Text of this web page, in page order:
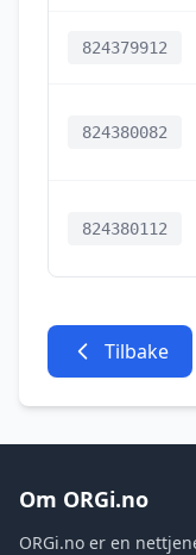
824379912
824380082
824380112
Tilbake
Om ORGi.no
ORGi.no er en